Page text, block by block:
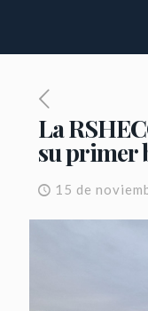
La
su primer
15 de